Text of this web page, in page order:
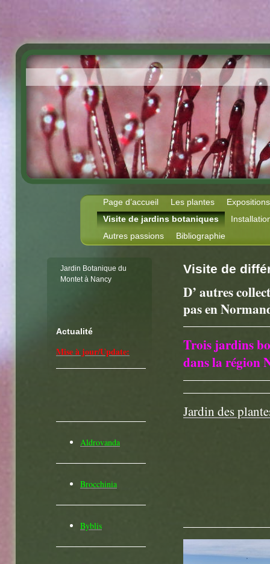
Page d’accueil Les plantes
Visite de jardins botaniques
Autres passions
Bibliographie
Visite de
D’ autres
pas en
Trois jardins
dans la région
Jardin des
Jardin Botanique du
Montet à Nancy
Actualité
Mise à jour/Update:
Aldrovanda
Brocchinia
Byblis